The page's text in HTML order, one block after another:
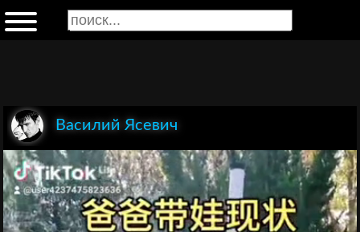
Василий Ясевич